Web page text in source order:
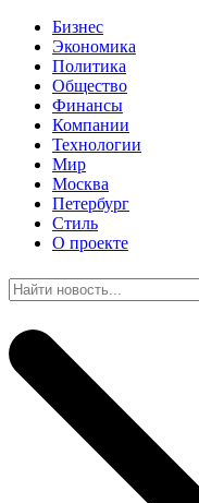
Бизнес
Экономика
Политика
Общество
Финансы
Компании
Технологии
Мир
Москва
Петербург
Стиль
О проекте